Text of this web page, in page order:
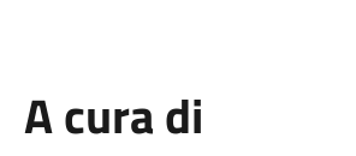
A cura di